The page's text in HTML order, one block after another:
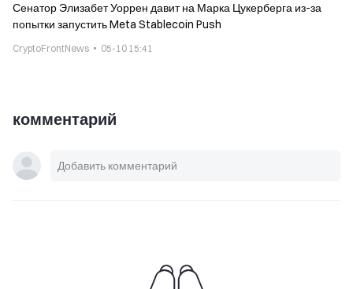
Сенатор Элизабет Уоррен давит на Марка Цукерберга из-за
попытки запустить Meta Stablecoin Push
CryptoFrontNews 05-10 15:41
комментарий